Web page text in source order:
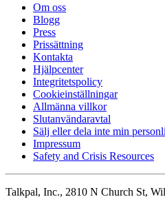
Om oss
Blogg
Press
Prissättning
Kontakta
Hjälpcenter
Integritetspolicy
Cookieinställningar
Allmänna villkor
Slutanvändaravtal
Sälj eller dela inte min
Impressum
Safety and Crisis Resources
Talkpal, Inc., 2810 N Church St,